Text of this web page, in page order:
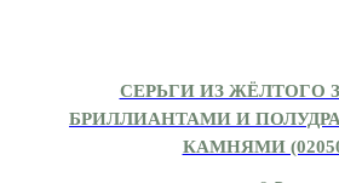
СЕРЬГИ ИЗ ЖЁЛТОГО
БРИЛЛИАНТАМИ И
КАМНЯМИ